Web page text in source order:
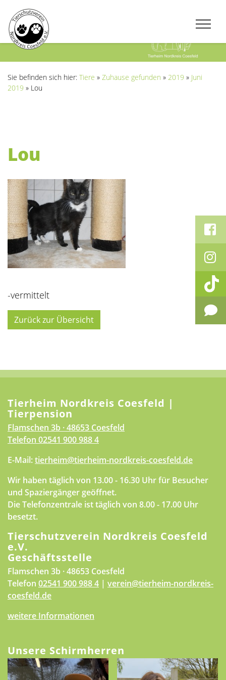
Sie befinden sich hier: Tiere » Zuhause gefunden » 2019 » Juni
2019 » Lou
Lou
-vermittelt
Zurück zur Übersicht
Tierheim Nordkreis Coesfeld |
Tierpension
Flamschen 3b · 48653 Coesfeld
Telefon 02541 900 988 4
E-Mail:tierheim@tierheim-nordkreis-coesfeld.de
Wir haben täglich von 13.00 - 16.30 Uhr für Besucher
und Spaziergänger geöffnet.
Die Telefonzentrale ist täglich von 8.00 - 17.00 Uhr
besetzt.
Tierschutzverein Nordkreis Coesfeld
e.V.
Geschäftsstelle
Flamschen 3b · 48653 Coesfeld
Telefon 02541 900 988 4 | verein@tierheim-nordkreis-
coesfeld.de
weitere Informationen
Unsere Schirmherren